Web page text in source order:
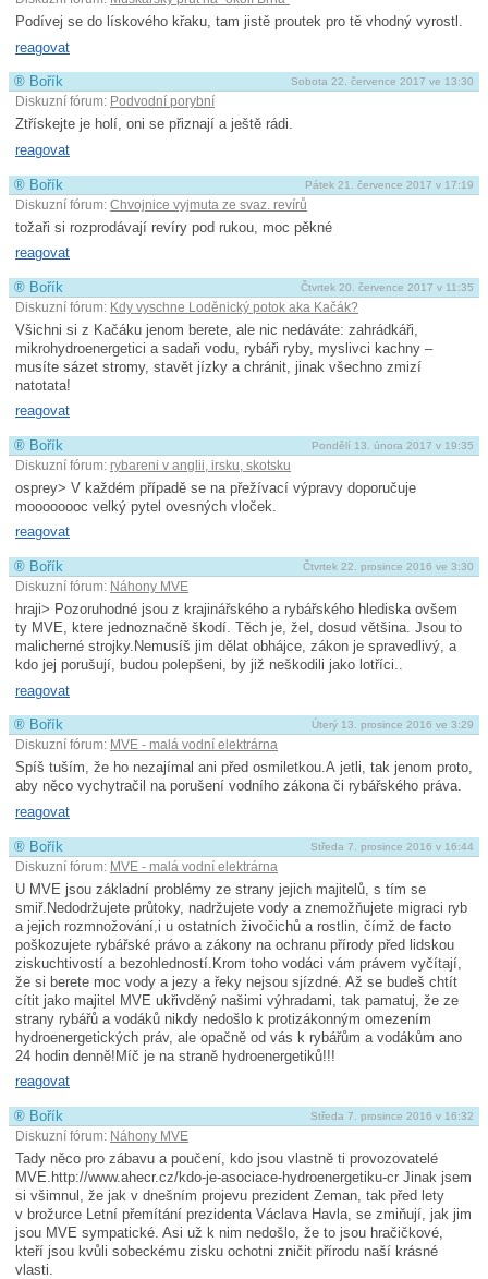
Podívej se do lískového křaku, tam jistě proutek pro tě vhodný vyrostl.
reagovat
Sobota 22. července 2017 ve 13:30
® Bořík
Diskuzní fórum: Podvodní porybní
Ztřískejte je holí, oni se přiznají a ještě rádi.
reagovat
Pátek 21. července 2017 v 17:19
® Bořík
Diskuzní fórum: Chvojnice vyjmuta ze svaz. revírů
tožaři si rozprodávají revíry pod rukou, moc pěkné
reagovat
Čtvrtek 20. července 2017 v 11:35
® Bořík
Diskuzní fórum: Kdy vyschne Loděnický potok aka Kačák?
Všichni si z Kačáku jenom berete, ale nic nedáváte: zahrádkáři,
mikrohydroener­getici a sadaři vodu, rybáři ryby, myslivci kachny –
musíte sázet stromy, stavět jízky a chránit, jinak všechno zmizí
natotata!
reagovat
Pondělí 13. února 2017 v 19:35
® Bořík
Diskuzní fórum: rybareni v anglii, irsku, skotsku
osprey> V každém případě se na přežívací výpravy doporučuje
moooooooc velký pytel ovesných vloček.
reagovat
Čtvrtek 22. prosince 2016 ve 3:30
® Bořík
Diskuzní fórum: Náhony MVE
hraji> Pozoruhodné jsou z krajinářského a rybářského hlediska ovšem
ty MVE, ktere jednoznačně škodí. Těch je, žel, dosud většina. Jsou to
malicherné strojky.Nemusíš jim dělat obhájce, zákon je spravedlivý, a
kdo jej porušují, budou polepšeni, by již neškodili jako lotříci..
reagovat
Úterý 13. prosince 2016 ve 3:29
® Bořík
Diskuzní fórum: MVE - malá vodní elektrárna
Spíš tuším, že ho nezajímal ani před osmiletkou.A jetli, tak jenom proto,
aby něco vychytračil na porušení vodního zákona či rybářského práva.
reagovat
Středa 7. prosince 2016 v 16:44
® Bořík
Diskuzní fórum: MVE - malá vodní elektrárna
U MVE jsou základní problémy ze strany jejich majitelů, s tím se
smiř.Nedodržujete průtoky, nadržujete vody a znemožňujete migraci ryb
a jejich rozmnožování,i u os­tatních živočichů a rostlin, čímž de facto
poškozujete rybářské právo a zákony na ochranu přírody před lidskou
ziskuchtivostí a bezohledností.Krom toho vodáci vám právem vyčítají,
že si berete moc vody a jezy a řeky nejsou sjízdné. Až se budeš chtít
cítit jako majitel MVE ukřivděný našimi výhradami, tak pamatuj, že ze
strany rybářů a vodáků nikdy nedošlo k protizákonným omezením
hydroenergetických práv, ale opačně od vás k rybářům a vodákům ano
24 hodin denně!Míč je na straně hydroenergetiků!!!
reagovat
Středa 7. prosince 2016 v 16:32
® Bořík
Diskuzní fórum: Náhony MVE
Tady něco pro zábavu a poučení, kdo jsou vlastně ti provozovatelé
MVE.http://www­.ahecr.cz/kdo-je-asociace-hydroenergetiku-cr Jinak jsem
si všimnul, že jak v dnešním projevu prezident Zeman, tak před lety
v brožurce Letní přemítání prezidenta Václava Havla, se zmiňují, jak jim
jsou MVE sympatické. Asi už k nim nedošlo, že to jsou hračičkové,
kteří jsou kvůli sobeckému zisku ochotni zničit přírodu naší krásné
vlasti.